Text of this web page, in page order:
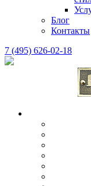
Блог
Контакты
7 (495) 626-02-18